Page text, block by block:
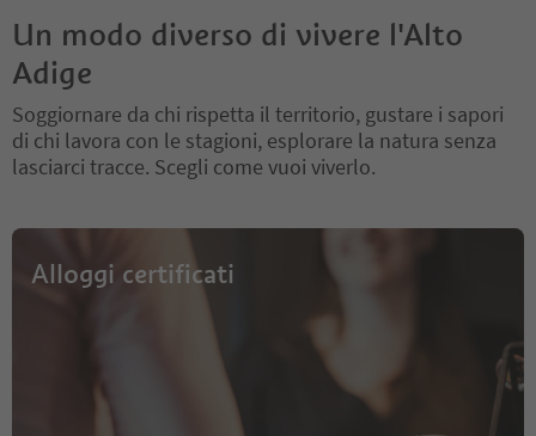
Un modo diverso di vivere l'Alto
Adige
Soggiornare da chi rispetta il territorio, gustare i sapori
di chi lavora con le stagioni, esplorare la natura senza
lasciarci tracce. Scegli come vuoi viverlo.
Alloggi certificati